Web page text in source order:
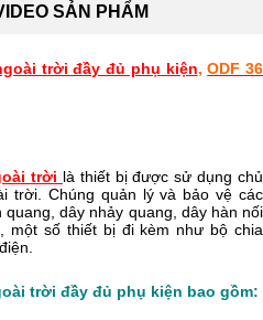
SẢN PHẨM
trời đầy đủ phụ kiện,ODF 36
trời là thiết bị được sử dụng chủ
trời. Chúng quản lý và bảo vệ các
dây nhảy quang, dây hàn nối
một số thiết bị đi kèm như bộ chia
trời đầy đủ phụ kiện bao gồm: